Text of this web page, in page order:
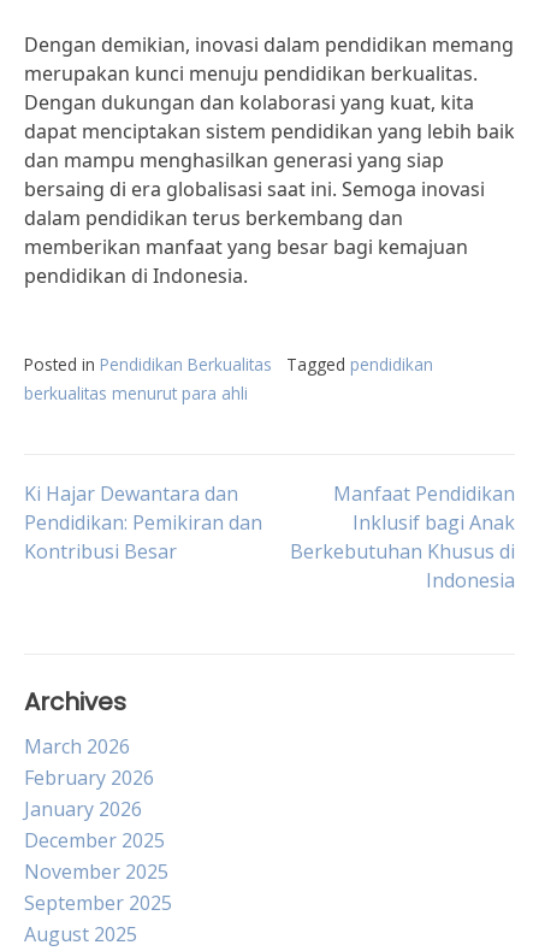
Dengan demikian, inovasi dalam pendidikan memang
merupakan kunci menuju pendidikan berkualitas.
Dengan dukungan dan kolaborasi yang kuat, kita
dapat menciptakan sistem pendidikan yang lebih baik
dan mampu menghasilkan generasi yang siap
bersaing di era globalisasi saat ini. Semoga inovasi
dalam pendidikan terus berkembang dan
memberikan manfaat yang besar bagi kemajuan
pendidikan di Indonesia.
Posted in Pendidikan Berkualitas Tagged pendidikan
berkualitas menurut para ahli
Post
navigation
Ki Hajar Dewantara dan
Pendidikan: Pemikiran dan
Kontribusi Besar
Manfaat Pendidikan
Inklusif bagi Anak
Berkebutuhan Khusus di
Indonesia
Archives
March 2026
February 2026
January 2026
December 2025
November 2025
September 2025
August 2025